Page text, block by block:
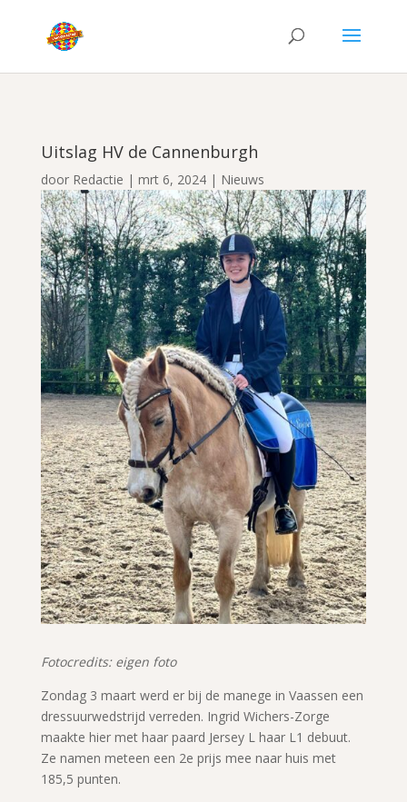
Uitslag HV de Cannenburgh
door Redactie | mrt 6, 2024| Nieuws
Fotocredits: eigen foto
Zondag 3 maart werd er bij de manege in Vaassen een
dressuurwedstrijd verreden. Ingrid Wichers-Zorge
maakte hier met haar paard Jersey L haar L1 debuut.
Ze namen meteen een 2e prijs mee naar huis met
185,5 punten.